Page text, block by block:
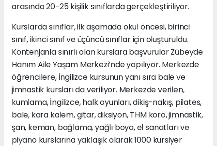
arasında 20-25 kişilik sınıflarda gerçekleştiriliyor.
Kurslarda sınıflar, ilk aşamada okul öncesi, birinci
sınıf, ikinci sınıf ve üçüncü sınıflar için oluşturuldu.
Kontenjanla sınırlı olan kurslara başvurular Zübeyde
Hanım Aile Yaşam Merkezi’nde yapılıyor. Merkezde
öğrencilere, İngilizce kursunun yanı sıra bale ve
jimnastik kursları da veriliyor. Merkezde verilen,
kumlama, İngilizce, halk oyunları, dikiş-nakış, pilates,
bale, kara kalem, gitar, diksiyon, THM koro, jimnastik,
şan, keman, bağlama, yağlı boya, el sanatları ve
piyano kurslarına yaklaşık olarak 1000 kursiyer